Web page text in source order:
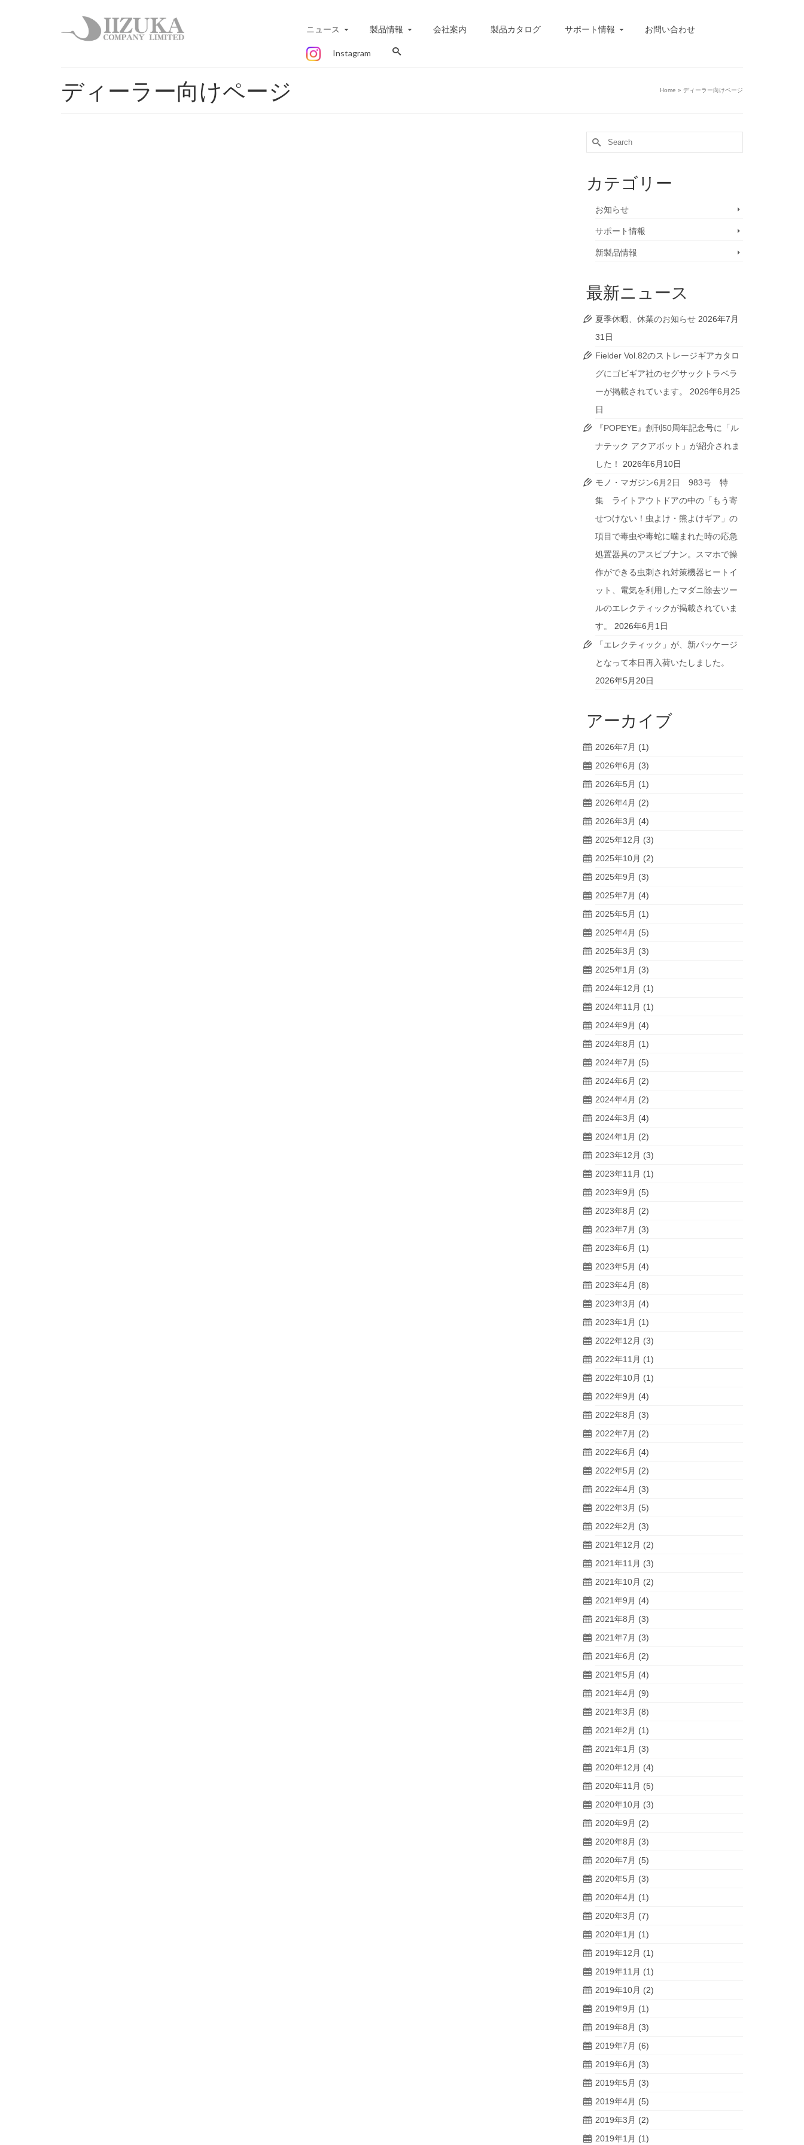
ニュース 製品情報 会社案内 製品カタログ サポート情報 お問い合わせ
Instagram
ディーラー向けページ Home » ディーラー向けページ
Search
for:
カテゴリー
お知らせ
サポート情報
新製品情報
最新ニュース
夏季休暇、休業のお知らせ 2026年7月
31日
Fielder Vol.82のストレージギアカタロ
グにゴビギア社のセグサックトラベラ
ーが掲載されています。
2026年6月25
日
『POPEYE』創刊50周年記念号に「ル
ナテック アクアボット」が紹介されま
した！
2026年6月10日
モノ・マガジン6月2日 983号 特
集 ライトアウトドアの中の「もう寄
せつけない！虫よけ・熊よけギア」の
項目で毒虫や毒蛇に噛まれた時の応急
処置器具のアスピブナン。スマホで操
作ができる虫刺され対策機器ヒートイ
ット、電気を利用したマダニ除去ツー
ルのエレクティックが掲載されていま
す。
2026年6月1日
「エレクティック」が、新パッケージ
となって本日再入荷いたしました。
2026年5月20日
アーカイブ
2026年7月 (1)
2026年6月 (3)
2026年5月 (1)
2026年4月 (2)
2026年3月 (4)
2025年12月 (3)
2025年10月 (2)
2025年9月 (3)
2025年7月 (4)
2025年5月 (1)
2025年4月 (5)
2025年3月 (3)
2025年1月 (3)
2024年12月 (1)
2024年11月 (1)
2024年9月 (4)
2024年8月 (1)
2024年7月 (5)
2024年6月 (2)
2024年4月 (2)
2024年3月 (4)
2024年1月 (2)
2023年12月 (3)
2023年11月 (1)
2023年9月 (5)
2023年8月 (2)
2023年7月 (3)
2023年6月 (1)
2023年5月 (4)
2023年4月 (8)
2023年3月 (4)
2023年1月 (1)
2022年12月 (3)
2022年11月 (1)
2022年10月 (1)
2022年9月 (4)
2022年8月 (3)
2022年7月 (2)
2022年6月 (4)
2022年5月 (2)
2022年4月 (3)
2022年3月 (5)
2022年2月 (3)
2021年12月 (2)
2021年11月 (3)
2021年10月 (2)
2021年9月 (4)
2021年8月 (3)
2021年7月 (3)
2021年6月 (2)
2021年5月 (4)
2021年4月 (9)
2021年3月 (8)
2021年2月 (1)
2021年1月 (3)
2020年12月 (4)
2020年11月 (5)
2020年10月 (3)
2020年9月 (2)
2020年8月 (3)
2020年7月 (5)
2020年5月 (3)
2020年4月 (1)
2020年3月 (7)
2020年1月 (1)
2019年12月 (1)
2019年11月 (1)
2019年10月 (2)
2019年9月 (1)
2019年8月 (3)
2019年7月 (6)
2019年6月 (3)
2019年5月 (3)
2019年4月 (5)
2019年3月 (2)
2019年1月 (1)